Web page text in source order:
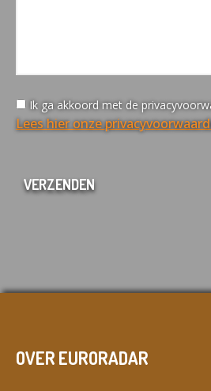
Ik ga akkoord met de
Lees hier onze
OVER EURORADAR